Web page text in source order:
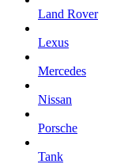
Land Rover
Lexus
Mercedes
Nissan
Porsche
Tank